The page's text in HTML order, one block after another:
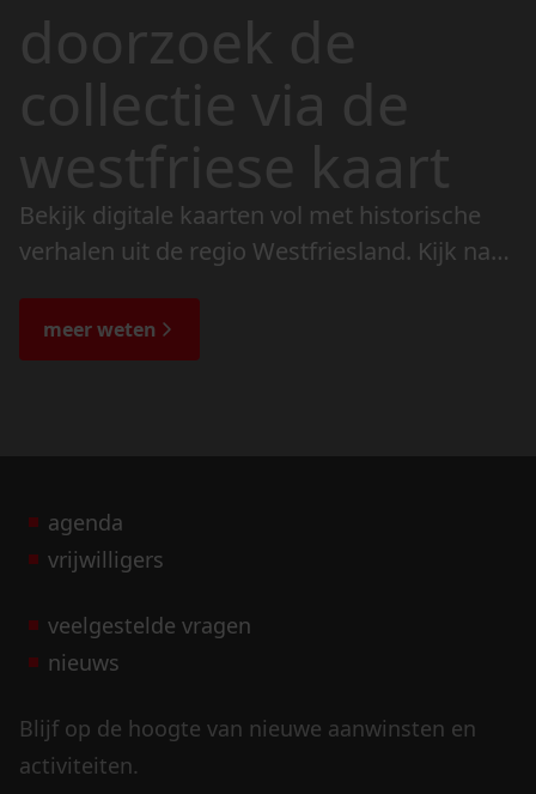
doorzoek de
collectie via de
westfriese kaart
Bekijk digitale kaarten vol met historische
verhalen uit de regio Westfriesland. Kijk naar
de bijzondere verhalen.
meer weten
agenda
vrijwilligers
veelgestelde vragen
nieuws
Blijf op de hoogte van nieuwe aanwinsten en
activiteiten.